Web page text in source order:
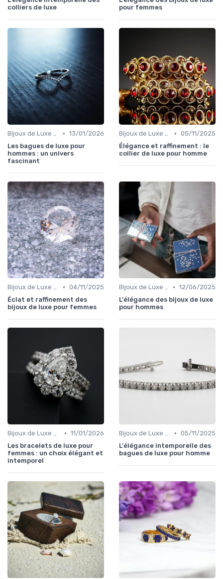
colliers de luxe
pour femmes
Bijoux de Luxe pour Hommes • 13/01/2026
Les bagues de luxe pour
hommes : un univers
fascinant
Bijoux de Luxe pour Hommes • 05/11/2025
Élégance et raffinement : le
collier de luxe pour homme
Bijoux de Luxe pour Femmes • 04/11/2025
Éclat et raffinement des
bijoux de luxe pour femmes
Bijoux de Luxe pour Hommes • 12/06/2025
L'élégance des bijoux de luxe
pour hommes
Bijoux de Luxe pour Femmes • 11/01/2026
Les bracelets de luxe pour
femmes : un choix élégant et
intemporel
Bijoux de Luxe pour Hommes • 05/11/2025
L'élégance intemporelle des
bagues de luxe pour homme